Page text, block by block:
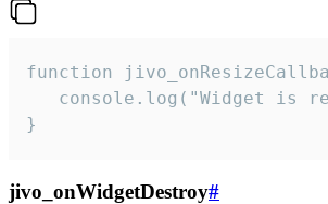
function
console.log("Widget is
}
jivo_onWidgetDestroy#